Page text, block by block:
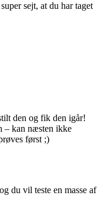
sejt, at du har taget
den og fik den igår!
– kan næsten ikke
først ;)
du vil teste en masse af